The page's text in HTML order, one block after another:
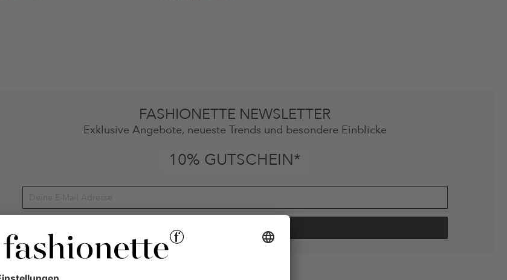
FASHIONETTE NEWSLETTER
Exklusive Angebote, neueste Trends und besondere Einblicke
10% GUTSCHEIN*